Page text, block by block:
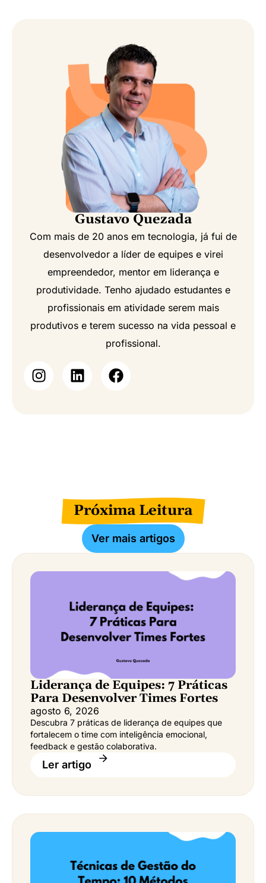
Gustavo Quezada
Com mais de 20 anos em tecnologia, já fui de
desenvolvedor a líder de equipes e virei
empreendedor, mentor em liderança e
produtividade. Tenho ajudado estudantes e
profissionais em atividade serem mais
produtivos e terem sucesso na vida pessoal e
profissional.
Próxima Leitura
Ver mais artigos
Liderança de Equipes: 7 Práticas
Para Desenvolver Times Fortes
agosto 6, 2026
Descubra 7 práticas de liderança de equipes que
fortalecem o time com inteligência emocional,
feedback e gestão colaborativa.
Ler artigo